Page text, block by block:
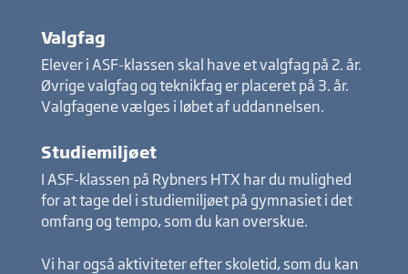
Valgfag
Elever i ASF-klassen skal have et valgfag på 2. år.
Øvrige valgfag og teknikfag er placeret på 3. år.
Valgfagene vælges i løbet af uddannelsen.
Studiemiljøet
I ASF-klassen på Rybners HTX har du mulighed
for at tage del i studiemiljøet på gymnasiet i det
omfang og tempo, som du kan overskue.
Vi har også aktiviteter efter skoletid, som du kan